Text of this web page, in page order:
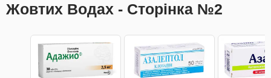
Жовтих Водах - Сторінка №2